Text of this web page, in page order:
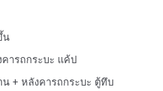
น
ารถกระบะ แค้ป
น + หลังคารถกระบะ ตู้ทึบ